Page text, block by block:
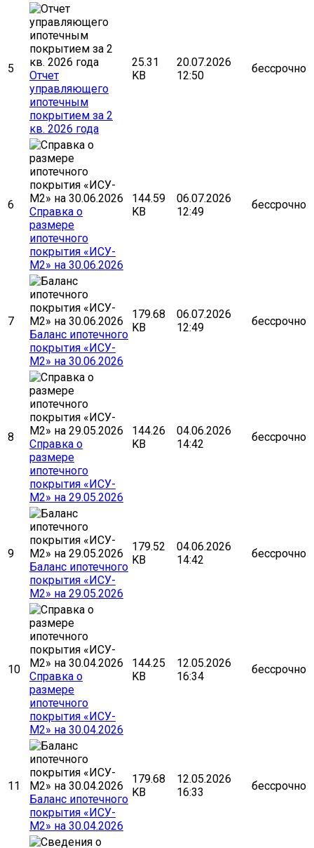
5
Отчет
управляющего
ипотечным
покрытием за 2
кв. 2026 года
25.31
KB
20.07.2026
12:50
бессрочно
6
Cправка о
размере
ипотечного
покрытия «ИСУ-
М2» на 30.06.2026
144.59
KB
06.07.2026
12:49
бессрочно
7
Баланс ипотечного
покрытия «ИСУ-
М2» на 30.06.2026
179.68
KB
06.07.2026
12:49
бессрочно
8
Cправка о
размере
ипотечного
покрытия «ИСУ-
М2» на 29.05.2026
144.26
KB
04.06.2026
14:42
бессрочно
9
Баланс ипотечного
покрытия «ИСУ-
М2» на 29.05.2026
179.52
KB
04.06.2026
14:42
бессрочно
10
Cправка о
размере
ипотечного
покрытия «ИСУ-
М2» на 30.04.2026
144.25
KB
12.05.2026
16:34
бессрочно
11
Баланс ипотечного
покрытия «ИСУ-
М2» на 30.04.2026
179.68
KB
12.05.2026
16:33
бессрочно